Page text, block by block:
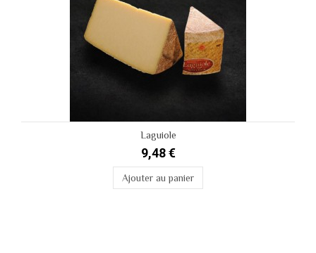
Laguiole
9,48 €
Ajouter au panier